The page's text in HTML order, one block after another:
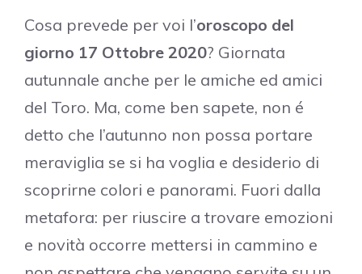
Cosa prevede per voi l’oroscopo del
giorno 17 Ottobre 2020? Giornata
autunnale anche per le amiche ed amici
del Toro. Ma, come ben sapete, non é
detto che l’autunno non possa portare
meraviglia se si ha voglia e desiderio di
scoprirne colori e panorami. Fuori dalla
metafora: per riuscire a trovare emozioni
e novità occorre mettersi in cammino e